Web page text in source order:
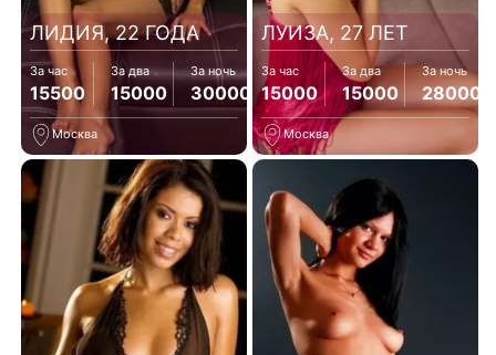
ЛИДИЯ, 22 ГОДА
За час
15500
За два
15000
За ночь
30000
Москва
ЛУИЗА, 27 ЛЕТ
За час
15000
За два
15000
За ночь
28000
Москва